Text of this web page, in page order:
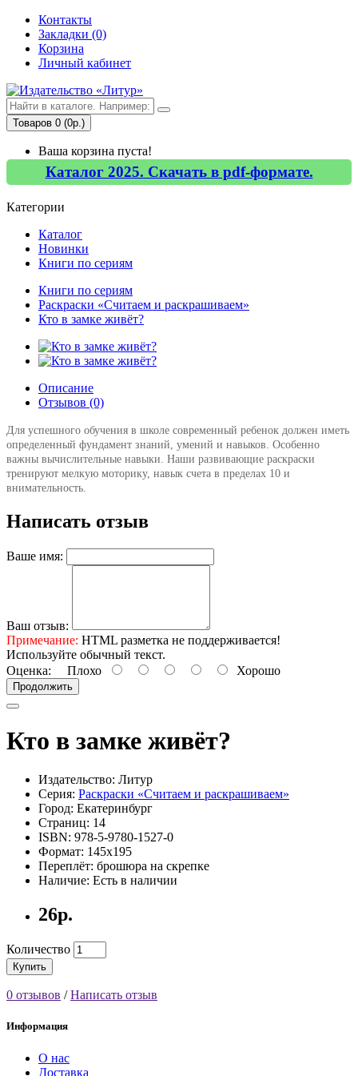
Контакты
Закладки (0)
Корзина
Личный кабинет
Товаров 0 (0р.)
Ваша корзина пуста!
Каталог 2025. Скачать в pdf-формате.
Категории
Каталог
Новинки
Книги по сериям
Книги по сериям
Раскраски «Считаем и раскрашиваем»
Кто в замке живёт?
Описание
Отзывов (0)
Для успешного обучения в школе современный ребенок должен иметь
определенный фундамент знаний, умений и навыков. Особенно
важны вычислительные навыки. Наши развивающие раскраски
тренируют мелкую моторику, навык счета в пределах 10 и
внимательность.
Написать отзыв
Ваше имя:
Ваш отзыв:
Примечание: HTML разметка не поддерживается!
Используйте обычный текст.
Оценка: Плохо Хорошо
Продолжить
Кто в замке живёт?
Издательство: Литур
Серия: Раскраски «Считаем и раскрашиваем»
Город: Екатеринбург
Страниц: 14
ISBN: 978-5-9780-1527-0
Формат: 145х195
Переплёт: брошюра на скрепке
Наличие: Есть в наличии
26р.
Количество
Купить
0 отзывов /Написать отзыв
Информация
О нас
Доставка